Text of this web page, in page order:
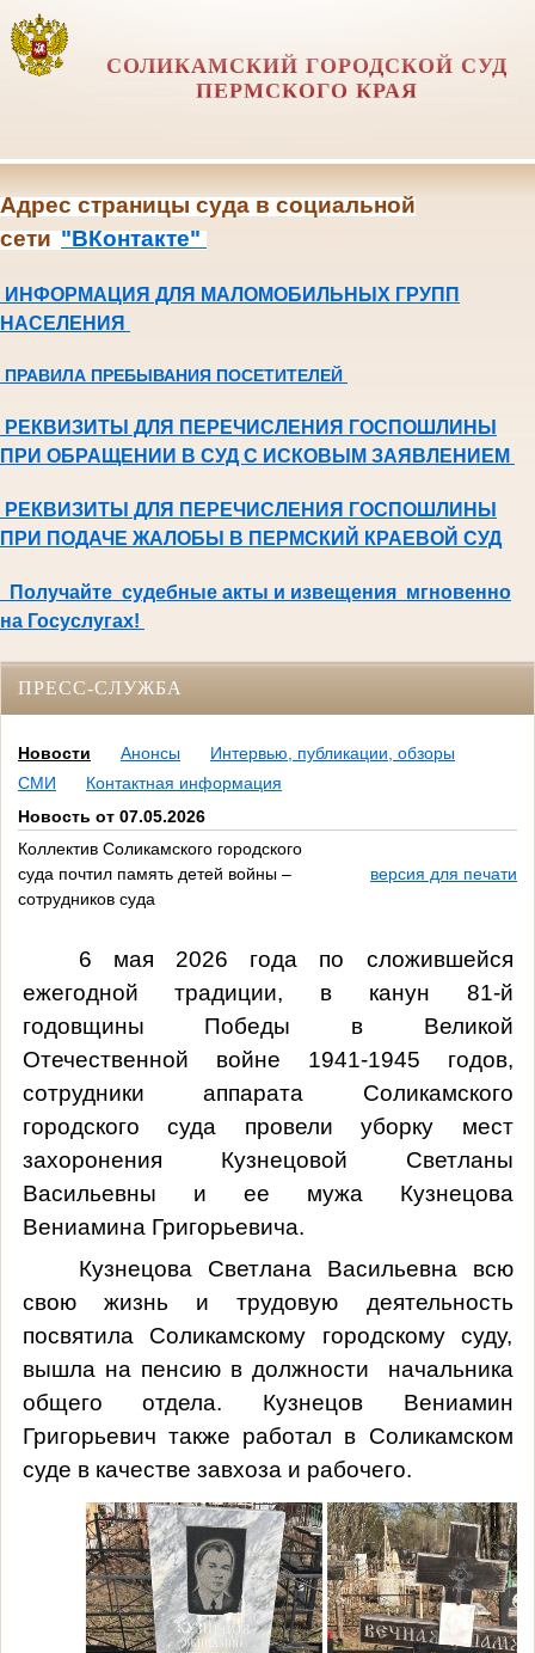
СОЛИКАМСКИЙ ГОРОДСКОЙ СУД
ПЕРМСКОГО КРАЯ
Адрес страницы суда в социальной
сети "ВКонтакте"
ИНФОРМАЦИЯ ДЛЯ МАЛОМОБИЛЬНЫХ ГРУПП
НАСЕЛЕНИЯ
ПРАВИЛА ПРЕБЫВАНИЯ ПОСЕТИТЕЛЕЙ
РЕКВИЗИТЫ ДЛЯ ПЕРЕЧИСЛЕНИЯ ГОСПОШЛИНЫ
ПРИ ОБРАЩЕНИИ В СУД С ИСКОВЫМ ЗАЯВЛЕНИЕМ
РЕКВИЗИТЫ ДЛЯ ПЕРЕЧИСЛЕНИЯ ГОСПОШЛИНЫ
ПРИ ПОДАЧЕ ЖАЛОБЫ В ПЕРМСКИЙ КРАЕВОЙ СУД
Получайте судебные акты и извещения мгновенно
на Госуслугах!
ПРЕСС-СЛУЖБА
Новости Анонсы
Интервью, публикации, обзоры
СМИ
Контактная информация
Новость от 07.05.2026
Коллектив Соликамского городского
суда почтил память детей войны –
сотрудников суда
версия для печати
6 мая 2026 года по сложившейся
ежегодной традиции, в канун 81-й
годовщины Победы в Великой
Отечественной войне 1941-1945 годов,
сотрудники аппарата Соликамского
городского суда провели уборку мест
захоронения Кузнецовой Светланы
Васильевны и ее мужа Кузнецова
Вениамина Григорьевича.
Кузнецова Светлана Васильевна всю
свою жизнь и трудовую деятельность
посвятила Соликамскому городскому суду,
вышла на пенсию в должности начальника
общего отдела. Кузнецов Вениамин
Григорьевич также работал в Соликамском
суде в качестве завхоза и рабочего.